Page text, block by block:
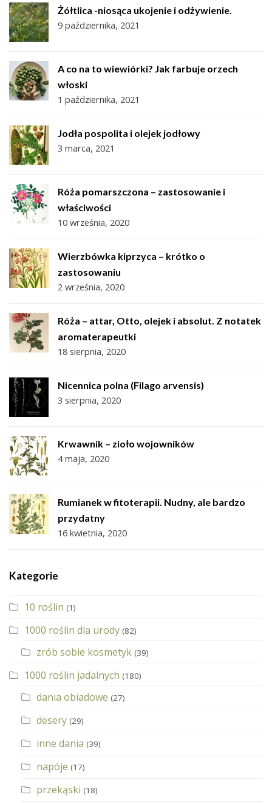
Żółtlica -niosąca ukojenie i odżywienie.
9 października, 2021
A co na to wiewiórki? Jak farbuje orzech
włoski
1 października, 2021
Jodła pospolita i olejek jodłowy
3 marca, 2021
Róża pomarszczona – zastosowanie i
właściwości
10 września, 2020
Wierzbówka kiprzyca – krótko o
zastosowaniu
2 września, 2020
Róża – attar, Otto, olejek i absolut. Z notatek
aromaterapeutki
18 sierpnia, 2020
Nicennica polna (Filago arvensis)
3 sierpnia, 2020
Krwawnik – zioło wojowników
4 maja, 2020
Rumianek w fitoterapii. Nudny, ale bardzo
przydatny
16 kwietnia, 2020
Kategorie
10 roślin (1)
1000 roślin dla urody (82)
zrób sobie kosmetyk (39)
1000 roślin jadalnych (180)
dania obiadowe (27)
desery (29)
inne dania (39)
napóje (17)
przekąski (18)